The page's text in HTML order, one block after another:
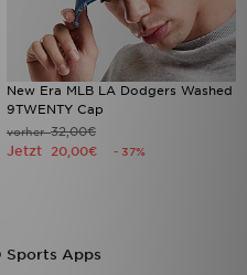
New Era MLB LA Dodgers Washed
9TWENTY Cap
vorher32,00€
Jetzt 20,00€ - 37%
Sports Apps